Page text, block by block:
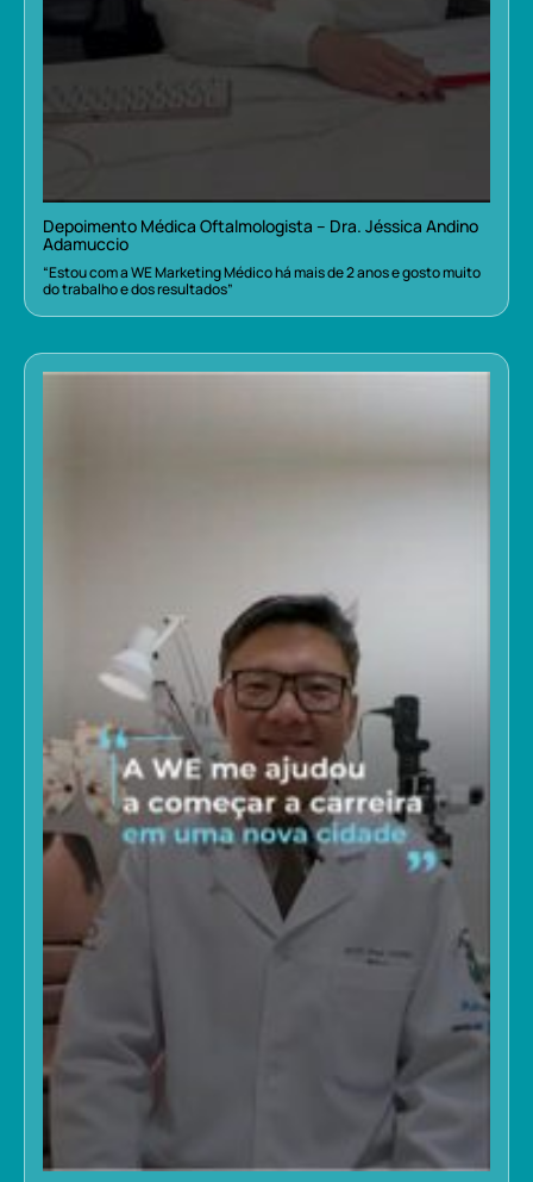
Depoimento Médica Oftalmologista – Dra. Jéssica Andino
Adamuccio
“Estou com a WE Marketing Médico há mais de 2 anos e gosto muito
do trabalho e dos resultados”